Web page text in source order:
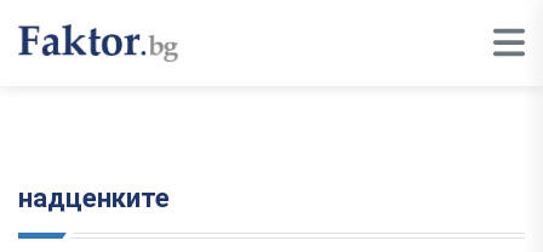
надценките